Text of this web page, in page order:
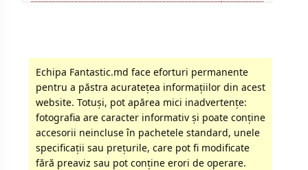
Echipa Fantastic.md face eforturi permanente
pentru a păstra acurateţea informaţiilor din acest
website. Totuși, pot apărea mici inadvertenţe:
fotografia are caracter informativ şi poate conţine
accesorii neincluse în pachetele standard, unele
specificaţii sau preţurile, care pot fi modificate
fără preaviz sau pot conţine erori de operare.